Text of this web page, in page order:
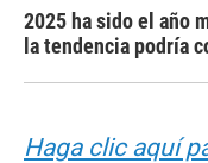
2025 ha sido el año
la tendencia podría
Haga clic aquí